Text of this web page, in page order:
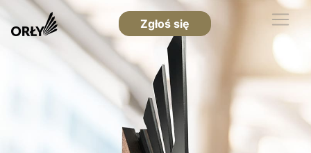
Zgłoś się